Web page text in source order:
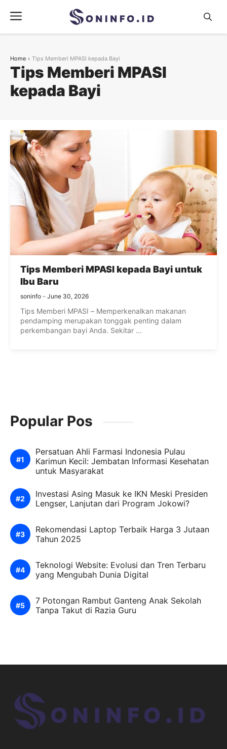
content
Menu
Tips Memberi MPASI
kepada Bayi
Home » Tips Memberi MPASI kepada Bayi
Tips Memberi MPASI kepada Bayi untuk
Ibu Baru
soninfo June 30, 2026
Tips Memberi MPASI – Memperkenalkan makanan
pendamping merupakan tonggak penting dalam
perkembangan bayi Anda. Sekitar ...
Popular Pos
Persatuan Ahli Farmasi Indonesia Pulau
Karimun Kecil: Jembatan Informasi Kesehatan
untuk Masyarakat
Investasi Asing Masuk ke IKN Meski Presiden
Lengser, Lanjutan dari Program Jokowi?
Rekomendasi Laptop Terbaik Harga 3 Jutaan
Tahun 2025
Teknologi Website: Evolusi dan Tren Terbaru
yang Mengubah Dunia Digital
7 Potongan Rambut Ganteng Anak Sekolah
Tanpa Takut di Razia Guru